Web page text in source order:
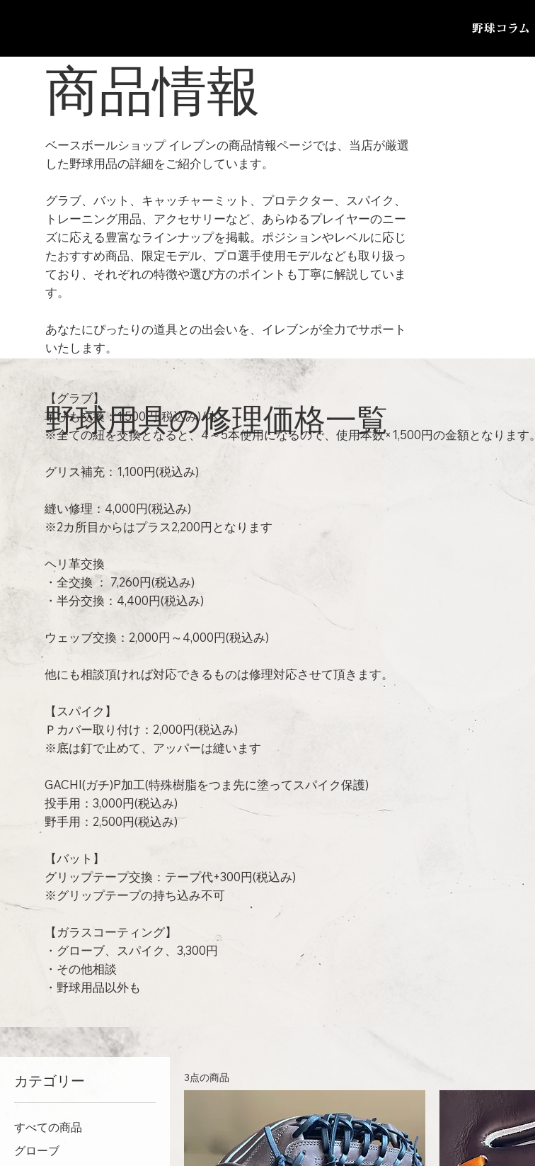
野球コラム
商品情報
ベースボールショップ イレブンの商品情報ページでは、当店が厳選
した野球用品の詳細をご紹介しています。
グラブ、バット、キャッチャーミット、プロテクター、スパイク、
トレーニング用品、アクセサリーなど、あらゆるプレイヤーのニー
ズに応える豊富なラインナップを掲載。ポジションやレベルに応じ
たおすすめ商品、限定モデル、プロ選手使用モデルなども取り扱っ
ており、それぞれの特徴や選び方のポイントも丁寧に解説していま
す。
あなたにぴったりの道具との出会いを、イレブンが全力でサポート
いたします。
野球用具の修理価格一覧
【グラブ】
革ひも交換：1,500円(税込み)/本
※全ての紐を交換となると、4～5本使用になるので、使用本数×1,500円の金額となります。
グリス補充：1,100円(税込み)
縫い修理：4,000円(税込み)
※2カ所目からはプラス2,200円となります
ヘリ革交換
・全交換 ： 7,260円(税込み)
・半分交換：4,400円(税込み)
ウェッブ交換：2,000円～4,000円(税込み)
他にも相談頂ければ対応できるものは修理対応させて頂きます。
【スパイク】
Ｐカバー取り付け：2,000円(税込み)
※底は釘で止めて、アッパーは縫います
GACHI(ガチ)P加工(特殊樹脂をつま先に塗ってスパイク保護)
投手用：3,000円(税込み)
野手用：2,500円(税込み)
【バット】
グリップテープ交換：テープ代+300円(税込み)
※グリップテープの持ち込み不可
【ガラスコーティング】
・グローブ、スパイク、3,300円
・その他相談
・野球用品以外も
カテゴリー
すべての商品
グローブ
3点の商品